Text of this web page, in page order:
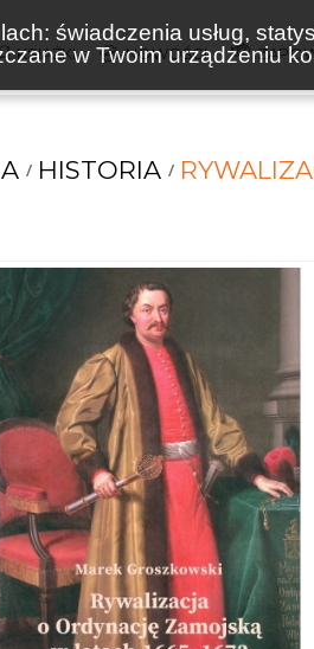
świadczenia usług,
w Twoim urządzeniu
KSIĄŻKI NOWOŚCI
HISTORIA